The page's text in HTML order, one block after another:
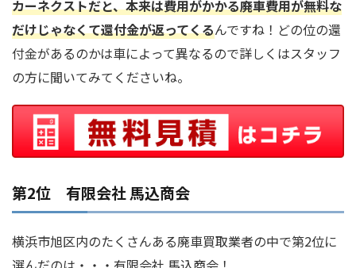
カーネクストだと、本来は費用がかかる廃車費用が無料な
だけじゃなくて還付金が返ってくるんですね！どの位の還
付金があるのかは車によって異なるので詳しくはスタッフ
の方に聞いてみてくださいね。
第2位 有限会社 馬込商会
横浜市旭区内のたくさんある廃車買取業者の中で第2位に